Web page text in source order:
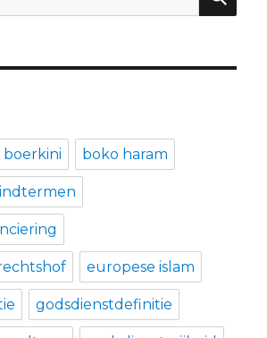
boerkini boko haram
europese islam
godsdienstdefinitie